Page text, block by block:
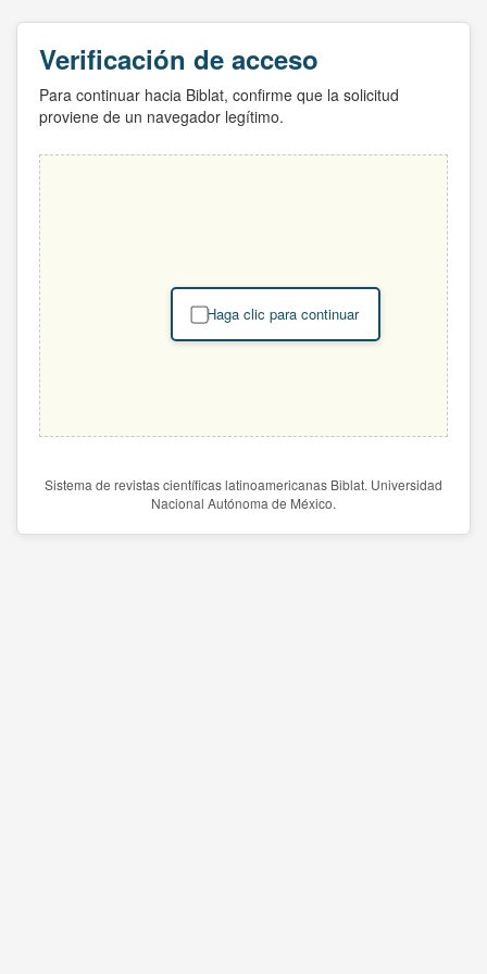
Verificación de acceso
Para continuar hacia Biblat, confirme que la solicitud
proviene de un navegador legítimo.
Haga clic para continuar
Sistema de revistas científicas latinoamericanas Biblat. Universidad
Nacional Autónoma de México.